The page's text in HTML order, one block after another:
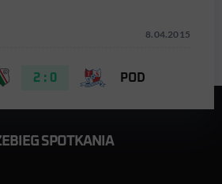
8.04.2015
2 : 0 POD
SPOTKANIA